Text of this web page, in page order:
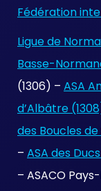
Fédération
Ligue de
Basse-
(1306) – ASA
d’Albâtre
des Boucles de
– ASA des Ducs
– ASACO